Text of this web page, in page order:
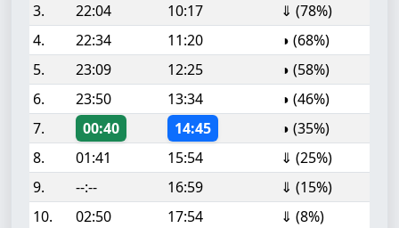
3.
22:04 10:17
⇓ (78%)
4.
22:34 11:20
◑ (68%)
5.
23:09 12:25
◑ (58%)
6.
23:50 13:34
◑ (46%)
7.
00:40 14:45
◑ (35%)
8.
01:41 15:54
⇓ (25%)
9.
--:-- 16:59
⇓ (15%)
10.
02:50 17:54
⇓ (8%)